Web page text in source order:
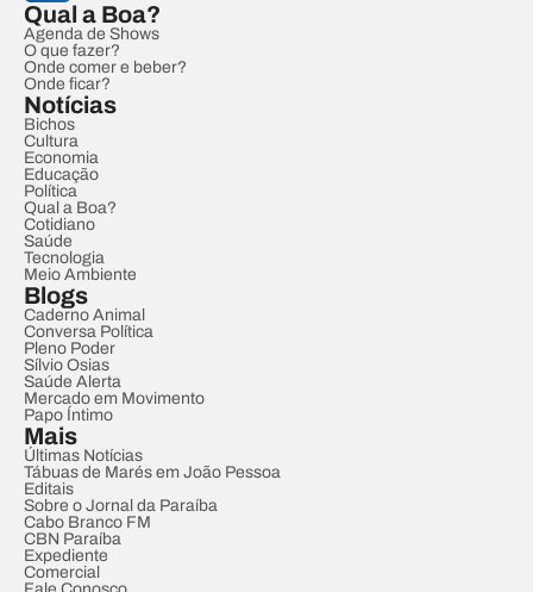
Qual a Boa?
Agenda de Shows
O que fazer?
Onde comer e beber?
Onde ficar?
Notícias
Bichos
Cultura
Economia
Educação
Política
Qual a Boa?
Cotidiano
Saúde
Tecnologia
Meio Ambiente
Blogs
Caderno Animal
Conversa Política
Pleno Poder
Sílvio Osias
Saúde Alerta
Mercado em Movimento
Papo Íntimo
Mais
Últimas Notícias
Tábuas de Marés em João Pessoa
Editais
Sobre o Jornal da Paraíba
Cabo Branco FM
CBN Paraíba
Expediente
Comercial